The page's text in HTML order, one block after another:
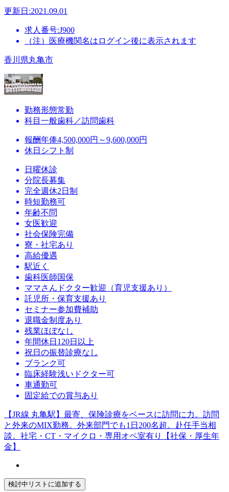
更新日:2021.09.01
求人番号:J900
（注）医療機関名はログイン後に表示されます
香川県丸亀市
勤務形態常勤
科目 一般歯科／訪問歯科
報酬年俸4,500,000円～9,600,000円
休日 シフト制
日曜休診
分院長募集
完全週休2日制
時短勤務可
年齢不問
女医歓迎
社会保険完備
寮・社宅あり
高給優遇
駅近く
歯科医師国保
ママさんドクター歓迎（育児支援あり）
託児所・保育支援あり
セミナー参加費補助
退職金制度あり
残業ほぼなし
年間休日120日以上
祝日の振替診療なし
ブランク可
臨床経験浅いドクター可
車通勤可
固定給での賞与あり
【JR線 丸亀駅】最寄、保険診療をベースに訪問に力。訪問
と外来のMIX勤務。外来部門でも1日200名超。赴任手当相
談。社宅・CT・マイクロ・専用オペ室有り【社保・厚生年
金】